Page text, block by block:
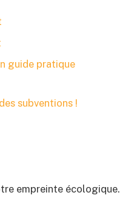
guide pratique
subventions !
empreinte écologique.